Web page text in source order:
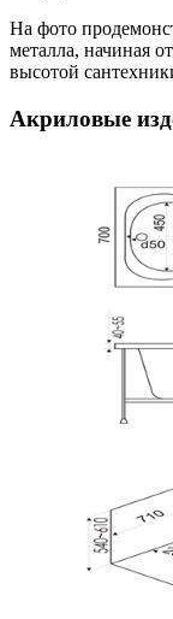
На фото
металла, начиная
высотой
Акриловые